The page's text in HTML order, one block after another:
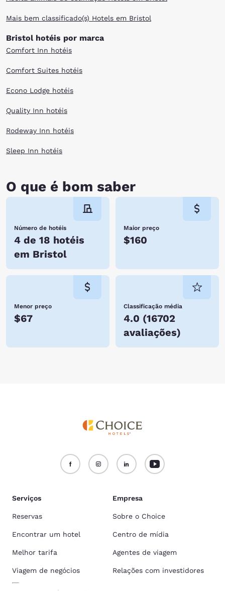
Mais bem classificado(s) Hotels em Bristol
Bristol hotéis por marca
Comfort Inn hotéis
Comfort Suites hotéis
Econo Lodge hotéis
Quality Inn hotéis
Rodeway Inn hotéis
Sleep Inn hotéis
O que é bom saber
Número de hotéis
4 de 18 hotéis
em Bristol
Maior preço
$160
Menor preço
$67
Classificação média
4.0 (16702
avaliações)
Serviços
Reservas
Encontrar um hotel
Melhor tarifa
Viagem de negócios
Empresa
Sobre o Choice
Centro de mídia
Agentes de viagem
Relações com investidores